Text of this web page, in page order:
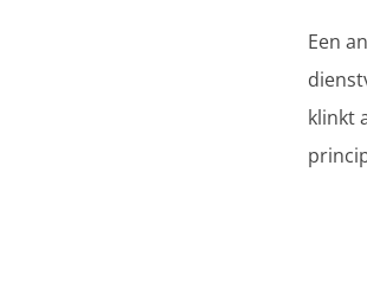
Een
klinkt